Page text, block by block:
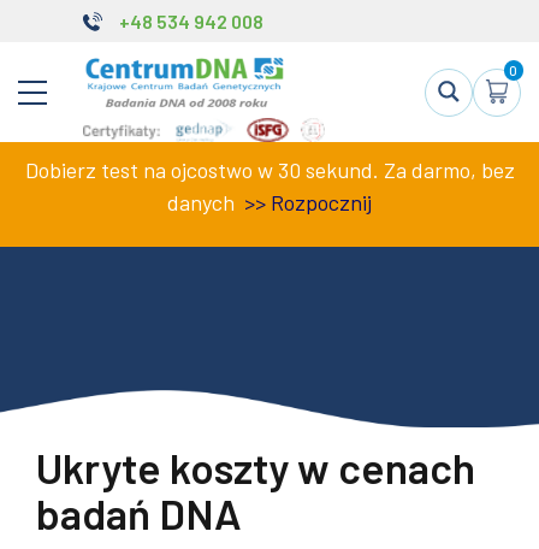
+48 534 942 008
0
Dobierz test na ojcostwo w 30 sekund. Za darmo, bez
danych >> Rozpocznij
Ukryte koszty w cenach
badań DNA